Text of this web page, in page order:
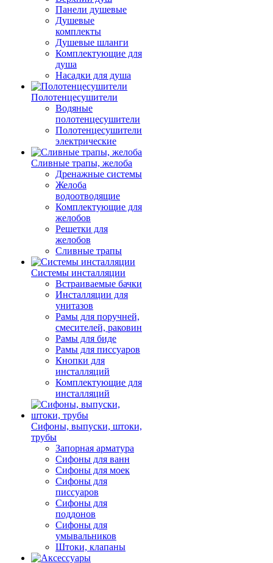
Панели душевые
Душевые
комплекты
Душевые шланги
Комплектующие для
душа
Насадки для душа
Полотенцесушители
Водяные
полотенцесушители
Полотенцесушители
электрические
Сливные трапы, желоба
Дренажные системы
Желоба
водоотводящие
Комплектующие для
желобов
Решетки для
желобов
Сливные трапы
Системы инсталляции
Встраиваемые бачки
Инсталляции для
унитазов
Рамы для поручней,
смесителей, раковин
Рамы для биде
Рамы для писсуаров
Кнопки для
инсталляций
Комплектующие для
инсталляций
Сифоны, выпуски, штоки,
трубы
Запорная арматура
Сифоны для ванн
Сифоны для моек
Сифоны для
писсуаров
Сифоны для
поддонов
Сифоны для
умывальников
Штоки, клапаны